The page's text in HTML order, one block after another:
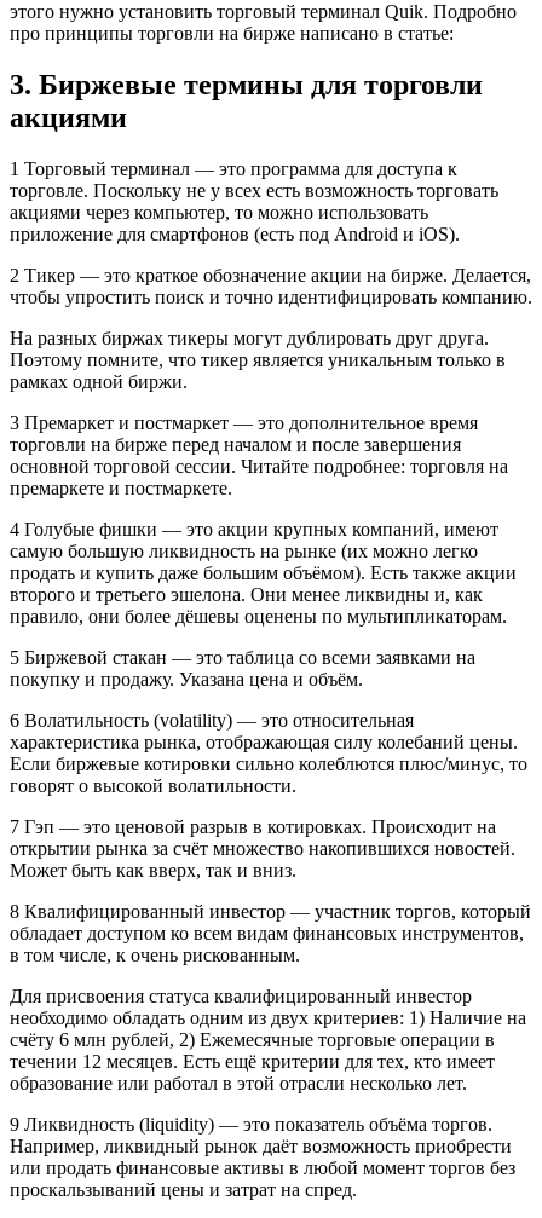
этого нужно установить торговый терминал Quik. Подробно
про принципы торговли на бирже написано в статье:
3. Биржевые термины для торговли
акциями
1 Торговый терминал — это программа для доступа к
торговле. Поскольку не у всех есть возможность торговать
акциями через компьютер, то можно использовать
приложение для смартфонов (есть под Android и iOS).
2 Тикер — это краткое обозначение акции на бирже. Делается,
чтобы упростить поиск и точно идентифицировать компанию.
На разных биржах тикеры могут дублировать друг друга.
Поэтому помните, что тикер является уникальным только в
рамках одной биржи.
3 Премаркет и постмаркет — это дополнительное время
торговли на бирже перед началом и после завершения
основной торговой сессии. Читайте подробнее: торговля на
премаркете и постмаркете.
4 Голубые фишки — это акции крупных компаний, имеют
самую большую ликвидность на рынке (их можно легко
продать и купить даже большим объёмом). Есть также акции
второго и третьего эшелона. Они менее ликвидны и, как
правило, они более дёшевы оценены по мультипликаторам.
5 Биржевой стакан — это таблица со всеми заявками на
покупку и продажу. Указана цена и объём.
6 Волатильность (volatility) — это относительная
характеристика рынка, отображающая силу колебаний цены.
Если биржевые котировки сильно колеблются плюс/минус, то
говорят о высокой волатильности.
7 Гэп — это ценовой разрыв в котировках. Происходит на
открытии рынка за счёт множество накопившихся новостей.
Может быть как вверх, так и вниз.
8 Квалифицированный инвестор — участник торгов, который
обладает доступом ко всем видам финансовых инструментов,
в том числе, к очень рискованным.
Для присвоения статуса квалифицированный инвестор
необходимо обладать одним из двух критериев: 1) Наличие на
счёту 6 млн рублей, 2) Ежемесячные торговые операции в
течении 12 месяцев. Есть ещё критерии для тех, кто имеет
образование или работал в этой отрасли несколько лет.
9 Ликвидность (liquidity) — это показатель объёма торгов.
Например, ликвидный рынок даёт возможность приобрести
или продать финансовые активы в любой момент торгов без
проскальзываний цены и затрат на спред.